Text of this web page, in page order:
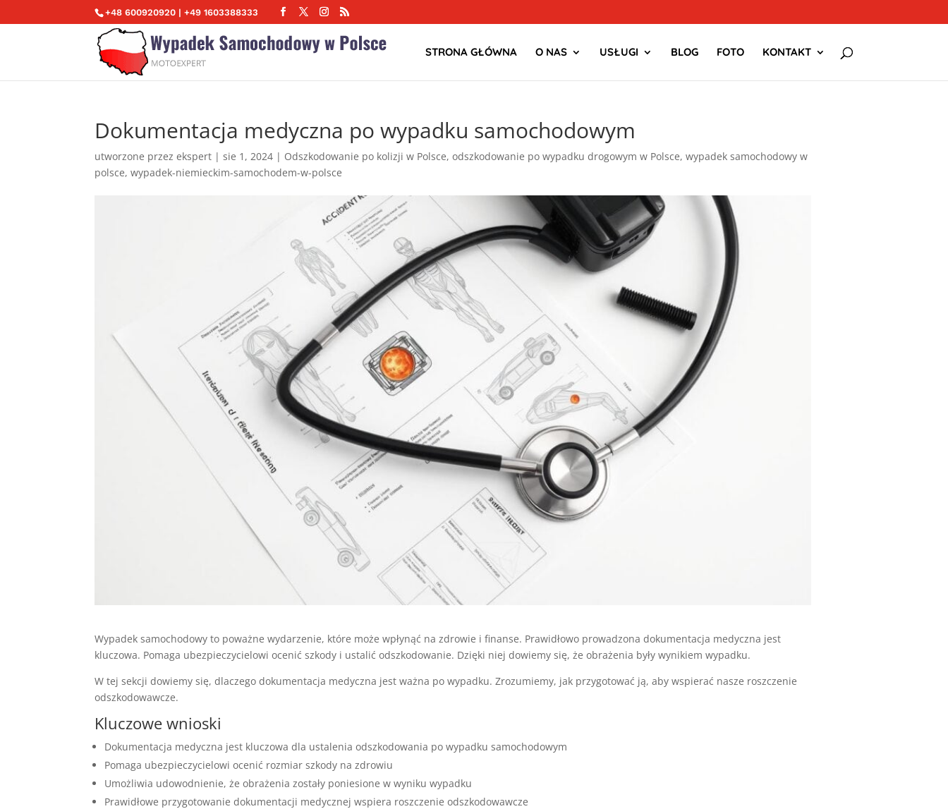
+48 600920920 | +49 1603388333
STRONA GŁÓWNA O NAS USŁUGI BLOG FOTO KONTAKT
Dokumentacja medyczna po wypadku samochodowym
utworzone przezekspert |sie 1, 2024 | Odszkodowanie po kolizji w Polsce,odszkodowanie po wypadku drogowym w Polsce,wypadek samochodowy w
polsce,wypadek-niemieckim-samochodem-w-polsce
Wypadek samochodowy to poważne wydarzenie, które może wpłynąć na zdrowie i finanse. Prawidłowo prowadzona dokumentacja medyczna jest
kluczowa. Pomaga ubezpieczycielowi ocenić szkody i ustalić odszkodowanie. Dzięki niej dowiemy się, że obrażenia były wynikiem wypadku.
W tej sekcji dowiemy się, dlaczego dokumentacja medyczna jest ważna po wypadku. Zrozumiemy, jak przygotować ją, aby wspierać nasze roszczenie
odszkodowawcze.
Kluczowe wnioski
Dokumentacja medyczna jest kluczowa dla ustalenia odszkodowania po wypadku samochodowym
Pomaga ubezpieczycielowi ocenić rozmiar szkody na zdrowiu
Umożliwia udowodnienie, że obrażenia zostały poniesione w wyniku wypadku
Prawidłowe przygotowanie dokumentacji medycznej wspiera roszczenie odszkodowawcze